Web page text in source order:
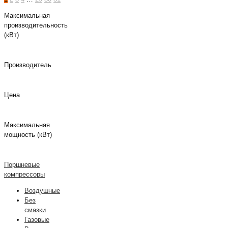
Максимальная
производительность
(кВт)
Производитель
Цена
Максимальная
мощность (кВт)
Поршневые
компрессоры
Воздушные
Без
смазки
Газовые